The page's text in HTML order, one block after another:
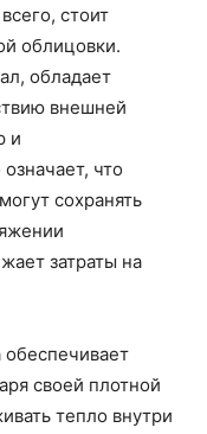
стоит
облицовки.
обладает
внешней
и
что
сохранять
затраты на
своей плотной
тепло внутри